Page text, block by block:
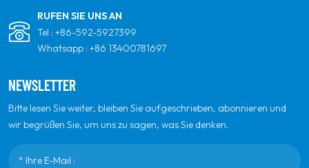
RUFEN SIE UNS AN
Tel : +86-592-5927399
Whatsapp : +86 13400781697
NEWSLETTER
Bitte lesen Sie weiter, bleiben Sie aufgeschrieben, abonnieren und
wir begrüßen Sie, um uns zu sagen, was Sie denken.